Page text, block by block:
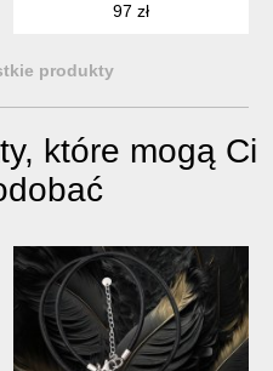
97 zł
produkty
które mogą Ci